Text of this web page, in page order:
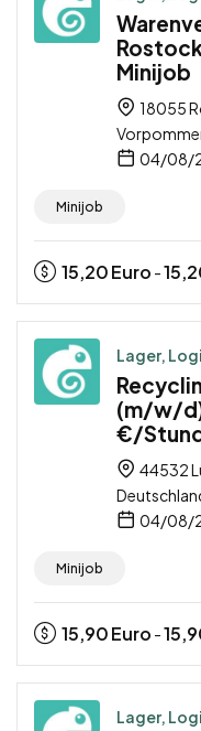
Minijob
18055
04/08/
Minijob
15,20Euro -
Lager,
(m/w/d)
€/
44532
04/08/
Minijob
15,90Euro -
Lager,